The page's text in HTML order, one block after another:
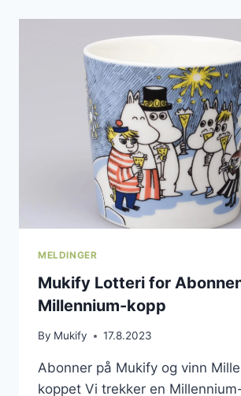
SLIK
OPPDATERER
ABONNEMENTET
DITT
MELDINGER
Mukify Lotteri for
Millennium-kopp
By Mukify 17.8.2023
Abonner på Mukify og vinn
koppet Vi trekker en